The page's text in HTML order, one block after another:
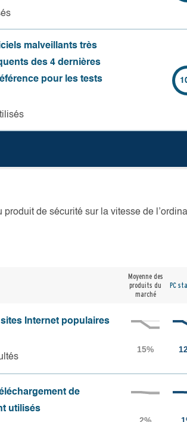
malveillants très
des 4 dernières
pour les tests
produit de sécurité sur la vitesse de
Moyenne des
produits du
marché
PC
Internet populaires
de
utilisés